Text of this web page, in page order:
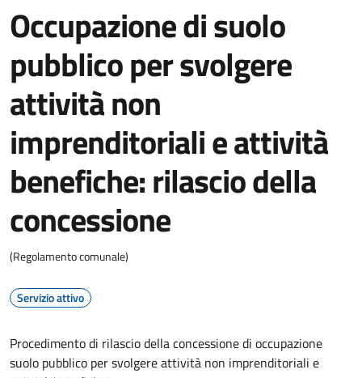
Occupazione di suolo
pubblico per svolgere
attività non
imprenditoriali e attività
benefiche: rilascio della
concessione
(Regolamento comunale)
Servizio attivo
Procedimento di rilascio della concessione di occupazione
suolo pubblico per svolgere attività non imprenditoriali e